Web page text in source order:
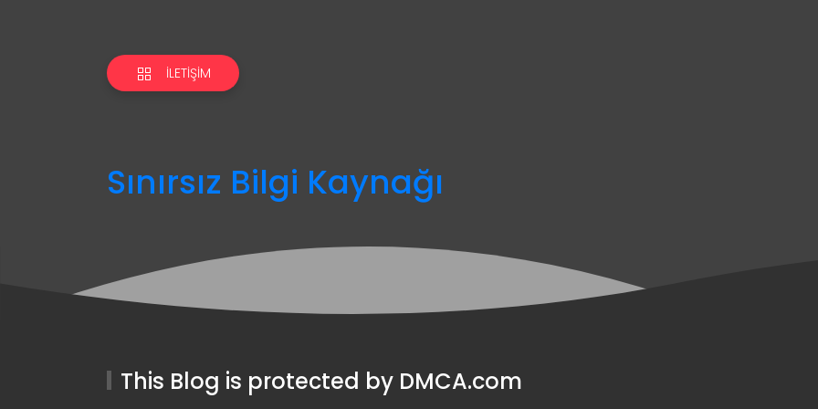
İLETIŞIM
Sınırsız Bilgi Kaynağı
This Blog is protected by DMCA.com